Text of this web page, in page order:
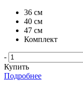
36 см
40 см
47 см
Комплект
-
Купить
Подробнее